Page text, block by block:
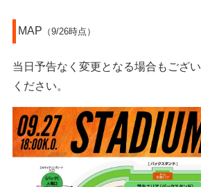
MAP （9/26時点）
当日予告なく変更となる場合もござ
ください。